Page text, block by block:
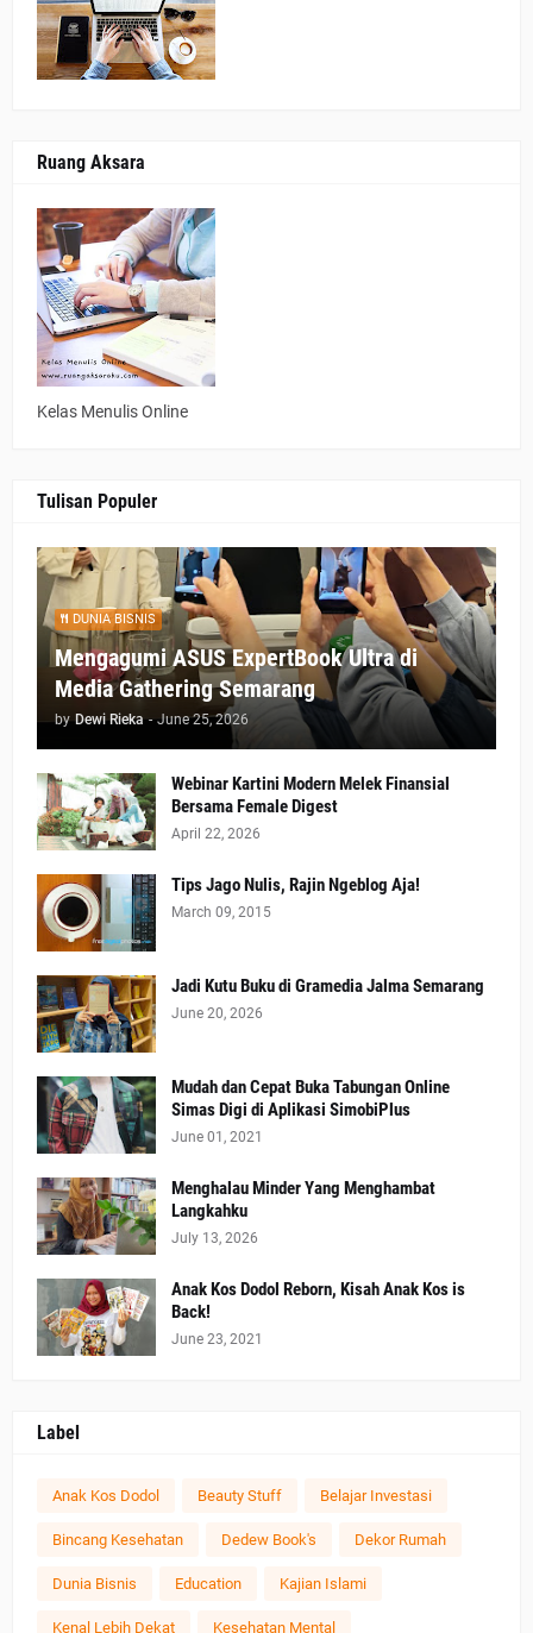
Ruang Aksara
Kelas Menulis Online
Tulisan Populer
DUNIA BISNIS
Mengagumi ASUS ExpertBook Ultra di
Media Gathering Semarang
by Dewi Rieka - June 25, 2026
Webinar Kartini Modern Melek Finansial
Bersama Female Digest
April 22, 2026
Tips Jago Nulis, Rajin Ngeblog Aja!
March 09, 2015
Jadi Kutu Buku di Gramedia Jalma Semarang
June 20, 2026
Mudah dan Cepat Buka Tabungan Online
Simas Digi di Aplikasi SimobiPlus
June 01, 2021
Menghalau Minder Yang Menghambat
Langkahku
July 13, 2026
Anak Kos Dodol Reborn, Kisah Anak Kos is
Back!
June 23, 2021
Label
Anak Kos Dodol Beauty Stuff Belajar Investasi
Bincang Kesehatan Dedew Book's Dekor Rumah
Dunia Bisnis Education Kajian Islami
Kenal Lebih Dekat Kesehatan Mental